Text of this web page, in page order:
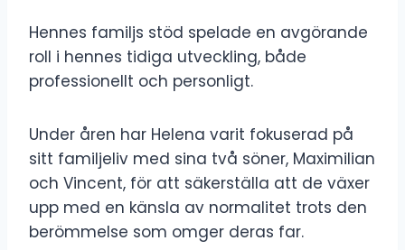
Hennes familjs stöd spelade en avgörande
roll i hennes tidiga utveckling, både
professionellt och personligt.
Under åren har Helena varit fokuserad på
sitt familjeliv med sina två söner, Maximilian
och Vincent, för att säkerställa att de växer
upp med en känsla av normalitet trots den
berömmelse som omger deras far.